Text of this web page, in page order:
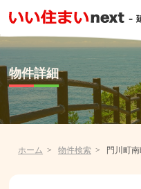
物件詳細
ホーム 物件検索 門川町